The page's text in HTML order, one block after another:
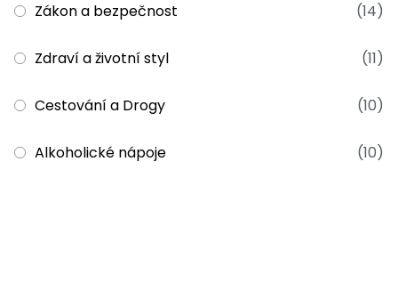
Zákon a bezpečnost (14)
Zdraví a životní styl (11)
Cestování a Drogy (10)
Alkoholické nápoje (10)